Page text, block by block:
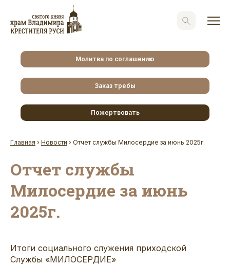
Молитва по соглашению
Заказ требы
Пожертвовать
Главная › Новости › Отчет службы Милосердие за июнь 2025г.
Отчет службы
Милосердие за июнь
2025г.
Итоги социального служения приходской
Службы «МИЛОСЕРДИЕ»